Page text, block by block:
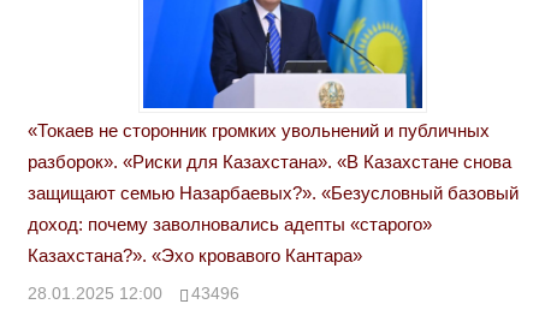
«Токаев не сторонник громких увольнений и публичных
разборок». «Риски для Казахстана». «В Казахстане снова
защищают семью Назарбаевых?». «Безусловный базовый
доход: почему заволновались адепты «старого»
Казахстана?». «Эхо кровавого Кантара»
28.01.2025 12:00 43496